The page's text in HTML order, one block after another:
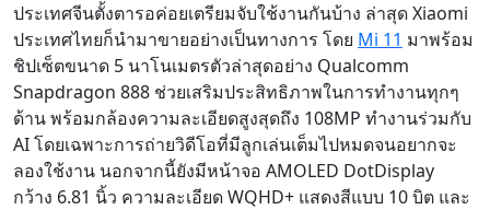
ประเทศจีนตั้งตารอค่อยเตรียมจับใช้งานกันบ้าง ล่าสุด Xiaomi
ประเทศไทยก็นำมาขายอย่างเป็นทางการ โดย Mi 11 มาพร้อม
ชิปเซ็ตขนาด 5 นาโนเมตรตัวล่าสุดอย่าง Qualcomm
Snapdragon 888 ช่วยเสริมประสิทธิภาพในการทำงานทุกๆ
ด้าน พร้อมกล้องความละเอียดสูงสุดถึง 108MP ทำงานร่วมกับ
AI โดยเฉพาะการถ่ายวิดีโอที่มีลูกเล่นเต็มไปหมดจนอยากจะ
ลองใช้งาน นอกจากนี้ยังมีหน้าจอ AMOLED DotDisplay
กว้าง 6.81 นิ้ว ความละเอียด WQHD+ แสดงสีแบบ 10 บิต และ